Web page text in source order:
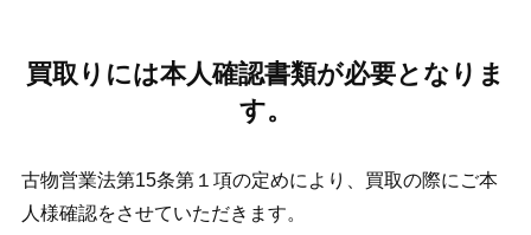
買取りには本人確認書類が必要となりま
す。
古物営業法第15条第１項の定めにより、買取の際にご本
人様確認をさせていただきます。